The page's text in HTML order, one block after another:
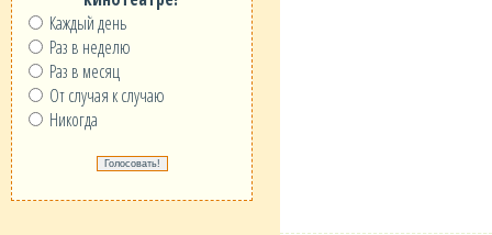
Каждый день
Раз в неделю
Раз в месяц
От случая к случаю
Никогда